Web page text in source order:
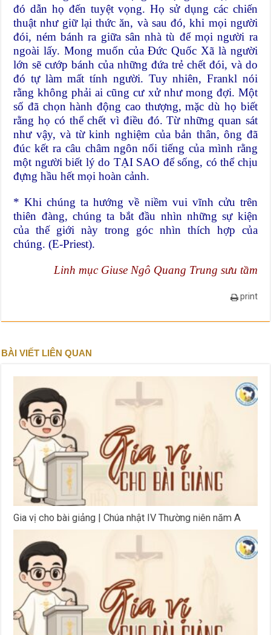
đó dẫn họ đến tuyệt vọng. Họ sử dụng các chiến
thuật như giữ lại thức ăn, và sau đó, khi mọi người
đói, ném bánh ra giữa sân nhà tù để mọi người ra
ngoài lấy. Mong muốn của Đức Quốc Xã là người
lớn sẽ cướp bánh của những đứa trẻ chết đói, và do
đó tự làm mất tính người. Tuy nhiên, Frankl nói
rằng không phải ai cũng cư xử như mong đợi. Một
số đã chọn hành động cao thượng, mặc dù họ biết
rằng họ có thể chết vì điều đó. Từ những quan sát
như vậy, và từ kinh nghiệm của bản thân, ông đã
đúc kết ra câu châm ngôn nổi tiếng của mình rằng
một người biết lý do TẠI SAO để sống, có thể chịu
đựng hầu hết mọi hoàn cảnh.
* Khi chúng ta hướng về niềm vui vĩnh cửu trên
thiên đàng, chúng ta bắt đầu nhìn những sự kiện
của thế giới này trong góc nhìn thích hợp của
chúng. (E-Priest).
Linh mục Giuse Ngô Quang Trung sưu tầm
print
BÀI VIẾT LIÊN QUAN
Gia vị cho bài giảng | Chúa nhật IV Thường niên năm A